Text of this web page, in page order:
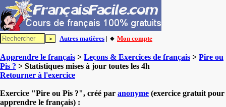
Autres matières | 🔸 Mon compte
Apprendre le français > Leçons & Exercices de français > Pire ou
Pis ? > Statistiques mises à jour toutes les 4h
Retourner à l'exercice
Exercice "Pire ou Pis ?", créé par anonyme (exercice gratuit pour
apprendre le français) :